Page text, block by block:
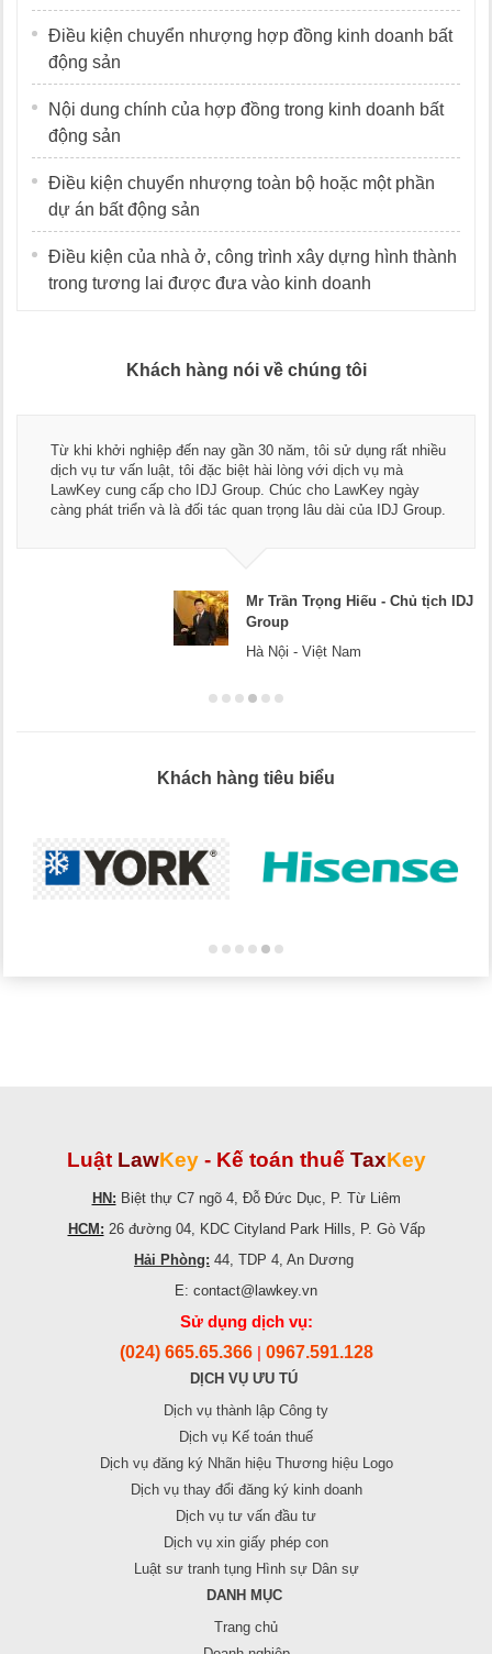
Điều kiện chuyển nhượng hợp đồng kinh doanh bất
động sản
Nội dung chính của hợp đồng trong kinh doanh bất
động sản
Điều kiện chuyển nhượng toàn bộ hoặc một phần
dự án bất động sản
Điều kiện của nhà ở, công trình xây dựng hình thành
trong tương lai được đưa vào kinh doanh
Khách hàng nói về chúng tôi
Thay mặt Công ty Dương Cafe, tôi xin chân thành cảm ơn đội
ngũ luật sư, kế toán của LawKey. Thực sự yên tâm khi sử
dụng dịch vụ tư vấn pháp luật và kế toán thuế bên các bạn.
Chúc các bạn phát triển hơn, phục vụ tốt hơn cho cộng đồng
Mr Dương - CEO Dương Cafe
Hà Nội
Khách hàng tiêu biểu
Luật LawKey - Kế toán thuế TaxKey
HN: Biệt thự C7 ngõ 4, Đỗ Đức Dục, P. Từ Liêm
HCM: 26 đường 04, KDC Cityland Park Hills, P. Gò Vấp
Hải Phòng: 44, TDP 4, An Dương
E: contact@lawkey.vn
Sử dụng dịch vụ:
(024) 665.65.366 0967.591.128
DỊCH VỤ ƯU TÚ
Dịch vụ thành lập Công ty
Dịch vụ Kế toán thuế
Dịch vụ đăng ký Nhãn hiệu Thương hiệu Logo
Dịch vụ thay đổi đăng ký kinh doanh
Dịch vụ tư vấn đầu tư
Dịch vụ xin giấy phép con
Luật sư tranh tụng Hình sự Dân sự
DANH MỤC
Trang chủ